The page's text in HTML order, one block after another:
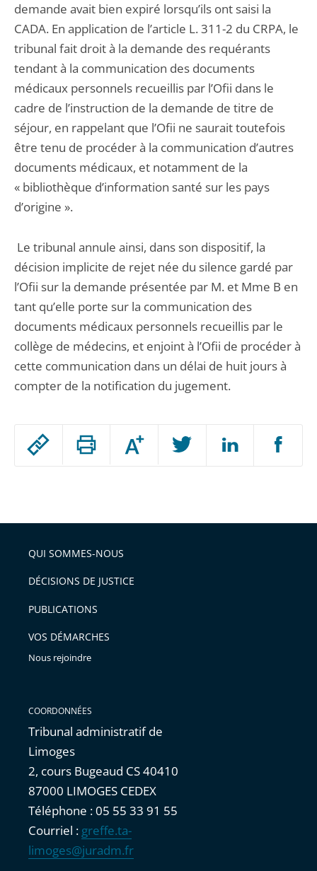
Passer
arriver
après
Augmenter
ou
l'article
pour
avant
demande avait bien expiré lorsqu’ils ont saisi la
CADA. En application de l’article L. 311-2 du CRPA, le
tribunal fait droit à la demande des requérants
tendant à la communication des documents
médicaux personnels recueillis par l’Ofii dans le
cadre de l’instruction de la demande de titre de
séjour, en rappelant que l’Ofii ne saurait toutefois
être tenu de procéder à la communication d’autres
documents médicaux, et notamment de la
« bibliothèque d’information santé sur les pays
d’origine ».
Le tribunal annule ainsi, dans son dispositif, la
décision implicite de rejet née du silence gardé par
l’Ofii sur la demande présentée par M. et Mme B en
tant qu’elle porte sur la communication des
documents médicaux personnels recueillis par le
collège de médecins, et enjoint à l’Ofii de procéder à
cette communication dans un délai de huit jours à
compter de la notification du jugement.
QUI SOMMES-NOUS
DÉCISIONS DE JUSTICE
PUBLICATIONS
VOS DÉMARCHES
Nous rejoindre
COORDONNÉES
Tribunal administratif de
Limoges
2, cours Bugeaud CS 40410
87000 LIMOGES CEDEX
Téléphone : 05 55 33 91 55
Courriel : greffe.ta-
limoges@juradm.fr